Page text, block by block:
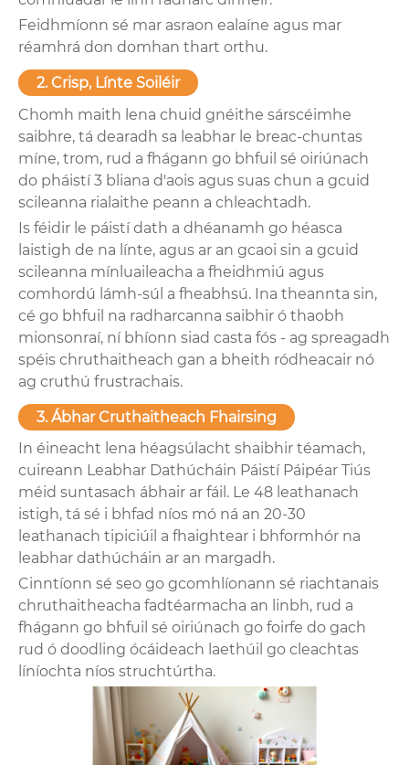
Feidhmíonn sé mar asraon ealaíne agus mar
réamhrá don domhan thart orthu.
2. Crisp, Línte Soiléir
Chomh maith lena chuid gnéithe sárscéimhe
saibhre, tá dearadh sa leabhar le breac-chuntas
míne, trom, rud a fhágann go bhfuil sé oiriúnach
do pháistí 3 bliana d'aois agus suas chun a gcuid
scileanna rialaithe peann a chleachtadh.
Is féidir le páistí dath a dhéanamh go héasca
laistigh de na línte, agus ar an gcaoi sin a gcuid
scileanna mínluaileacha a fheidhmiú agus
comhordú lámh-súl a fheabhsú. Ina theannta sin,
cé go bhfuil na radharcanna saibhir ó thaobh
mionsonraí, ní bhíonn siad casta fós - ag spreagadh
spéis chruthaitheach gan a bheith ródheacair nó
ag cruthú frustrachais.
3. Ábhar Cruthaitheach Fhairsing
In éineacht lena héagsúlacht shaibhir téamach,
cuireann Leabhar Dathúcháin Páistí Páipéar Tiús
méid suntasach ábhair ar fáil. Le 48 leathanach
istigh, tá sé i bhfad níos mó ná an 20-30
leathanach tipiciúil a fhaightear i bhformhór na
leabhar dathúcháin ar an margadh.
Cinntíonn sé seo go gcomhlíonann sé riachtanais
chruthaitheacha fadtéarmacha an linbh, rud a
fhágann go bhfuil sé oiriúnach go foirfe do gach
rud ó doodling ócáideach laethúil go cleachtas
líníochta níos struchtúrtha.